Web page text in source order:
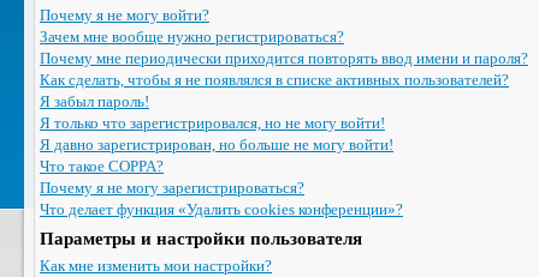
Почему я не могу войти?
Зачем мне вообще нужно регистрироваться?
Почему мне периодически приходится повторять ввод имени и пароля?
Как сделать, чтобы я не появлялся в списке активных пользователей?
Я забыл пароль!
Я только что зарегистрировался, но не могу войти!
Я давно зарегистрирован, но больше не могу войти!
Что такое COPPA?
Почему я не могу зарегистрироваться?
Что делает функция «Удалить cookies конференции»?
Параметры и настройки пользователя
Как мне изменить мои настройки?